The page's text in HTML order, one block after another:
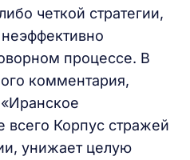
четкой стратегии,
процессе. В
комментария,
всего Корпус стражей
унижает целую